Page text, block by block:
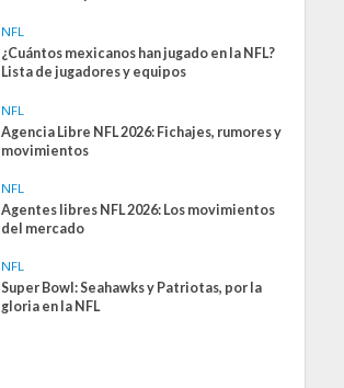
NFL
¿Cuántos mexicanos han jugado en la NFL?
Lista de jugadores y equipos
NFL
Agencia Libre NFL 2026: Fichajes, rumores y
movimientos
NFL
Agentes libres NFL 2026: Los movimientos
del mercado
NFL
Super Bowl: Seahawks y Patriotas, por la
gloria en la NFL